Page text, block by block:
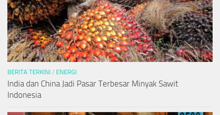
BERITA TERKINI / ENERGI
India dan China Jadi Pasar Terbesar Minyak Sawit
Indonesia